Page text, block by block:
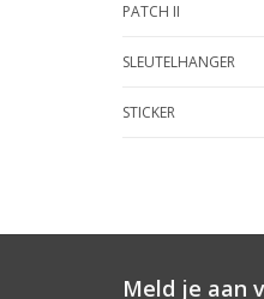
PATCH II
SLEUTELHANGER
STICKER
Meld je aan